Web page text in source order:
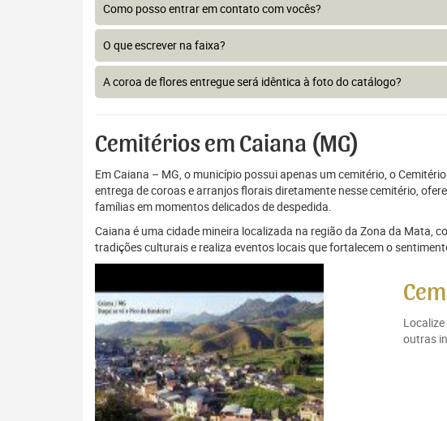
Como posso entrar em contato com vocês?
O que escrever na faixa?
A coroa de flores entregue será idêntica à foto do catálogo?
Cemitérios em Caiana (MG)
Em Caiana – MG, o município possui apenas um cemitério, o
entrega de coroas e arranjos florais diretamente nesse cemitério,
famílias em momentos delicados de despedida.
Caiana é uma cidade mineira localizada na região da Zona da Mata,
tradições culturais e realiza eventos locais que fortalecem o
outras